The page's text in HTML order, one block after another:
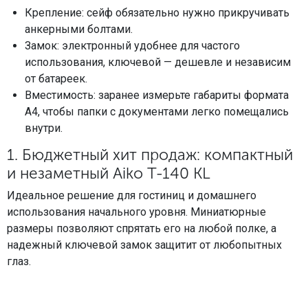
Крепление: сейф обязательно нужно прикручивать
анкерными болтами.
Замок: электронный удобнее для частого
использования, ключевой — дешевле и независим
от батареек.
Вместимость: заранее измерьте габариты формата
А4, чтобы папки с документами легко помещались
внутри.
1. Бюджетный хит продаж: компактный
и незаметный Aiko Т-140 KL
Идеальное решение для гостиниц и домашнего
использования начального уровня. Миниатюрные
размеры позволяют спрятать его на любой полке, а
надежный ключевой замок защитит от любопытных
глаз.